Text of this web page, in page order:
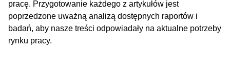
pracę. Przygotowanie każdego z artykułów jest
poprzedzone uważną analizą dostępnych raportów i
badań, aby nasze treści odpowiadały na aktualne potrzeby
rynku pracy.